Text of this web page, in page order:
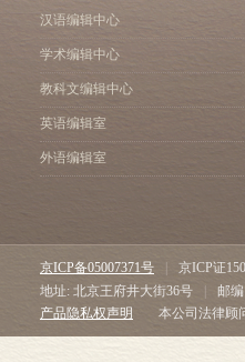
汉语编辑中心
学术编辑中心
教科文编辑中心
英语编辑室
外语编辑室
京ICP备05007371号 京ICP证
地址: 北京王府井大街36号
邮
产品隐私权声明
本公司法律顾